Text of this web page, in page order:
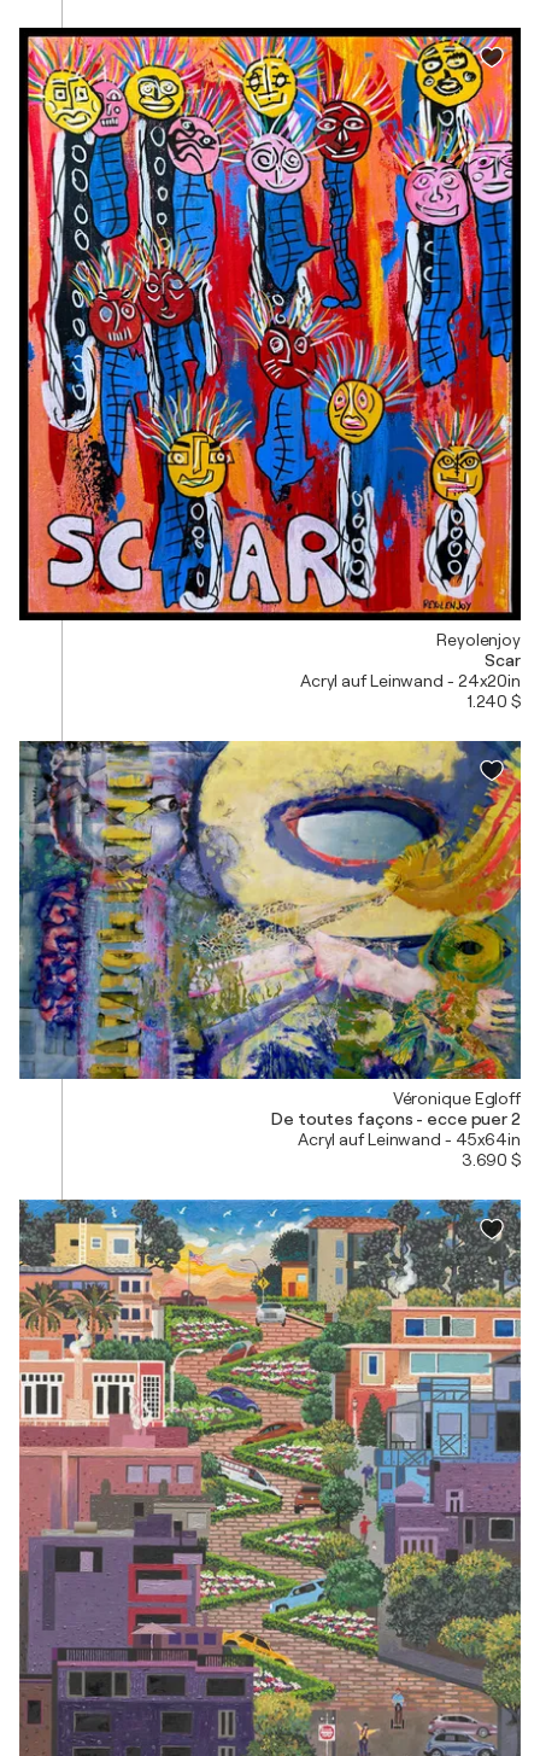
Reyolenjoy
Scar
Acryl auf Leinwand - 24x20in
1.240 $
Véronique Egloff
De toutes façons - ecce puer 2
Acryl auf Leinwand - 45x64in
3.690 $